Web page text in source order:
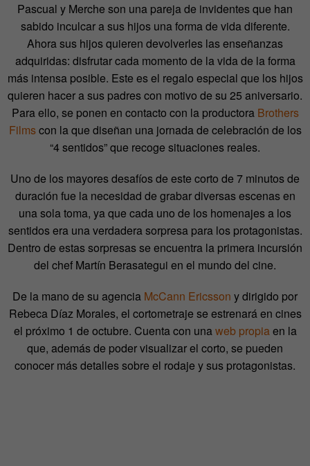
Pascual y Merche son una pareja de invidentes que han
sabido inculcar a sus hijos una forma de vida diferente.
Ahora sus hijos quieren devolverles las enseñanzas
adquiridas: disfrutar cada momento de la vida de la forma
más intensa posible. Este es el regalo especial que los hijos
quieren hacer a sus padres con motivo de su 25 aniversario.
Para ello, se ponen en contacto con la productora Brothers
Filmscon la que diseñan una jornada de celebración de los
“4 sentidos” que recoge situaciones reales.
Uno de los mayores desafíos de este corto de 7 minutos de
duración fue la necesidad de grabar diversas escenas en
una sola toma, ya que cada uno de los homenajes a los
sentidos era una verdadera sorpresa para los protagonistas.
Dentro de estas sorpresas se encuentra la primera incursión
del chef Martín Berasategui en el mundo del cine.
De la mano de su agencia McCann Ericsson y dirigido por
Rebeca Díaz Morales, el cortometraje se estrenará en cines
el próximo 1 de octubre. Cuenta con unaweb propiaen la
que, además de poder visualizar el corto, se pueden
conocer más detalles sobre el rodaje y sus protagonistas.